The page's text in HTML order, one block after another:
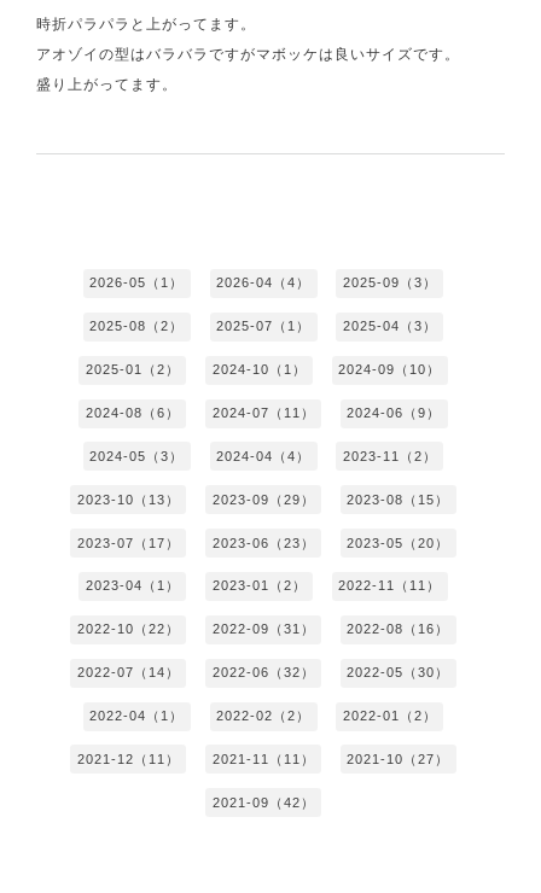
時折パラパラと上がってます。
アオゾイの型はバラバラですがマボッケは良いサイズです。
盛り上がってます。
2026-05（1） 2026-04（4） 2025-09（3）
2025-08（2） 2025-07（1） 2025-04（3）
2025-01（2） 2024-10（1） 2024-09（10）
2024-08（6） 2024-07（11） 2024-06（9）
2024-05（3） 2024-04（4） 2023-11（2）
2023-10（13） 2023-09（29） 2023-08（15）
2023-07（17） 2023-06（23） 2023-05（20）
2023-04（1） 2023-01（2） 2022-11（11）
2022-10（22） 2022-09（31） 2022-08（16）
2022-07（14） 2022-06（32） 2022-05（30）
2022-04（1） 2022-02（2） 2022-01（2）
2021-12（11） 2021-11（11） 2021-10（27）
2021-09（42）